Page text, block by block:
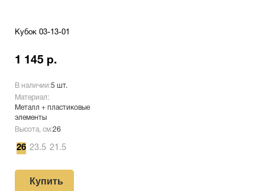
Кубок 03-13-01
1 145 р.
В наличии:5 шт.
Материал:
Металл + пластиковые
элементы
Высота, см:26
26 23.5 21.5
Купить